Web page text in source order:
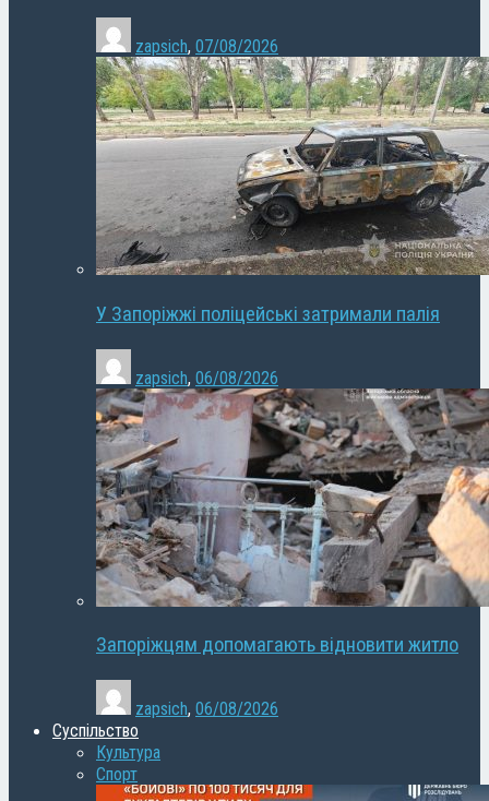
zapsich, 07/08/2026
У Запоріжжі поліцейські затримали палія
zapsich, 06/08/2026
Запоріжцям допомагають відновити житло
zapsich, 06/08/2026
Суспільство
Культура
Спорт